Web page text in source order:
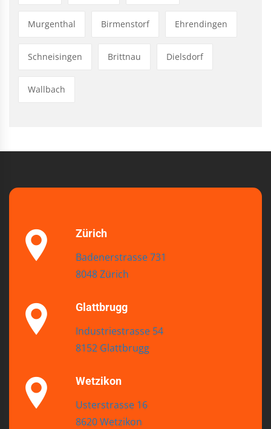
Murgenthal Birmenstorf Ehrendingen
Schneisingen Brittnau Dielsdorf
Wallbach
Zürich
Badenerstrasse 731
8048 Zürich
Glattbrugg
Industriestrasse 54
8152 Glattbrugg
Wetzikon
Usterstrasse 16
8620 Wetzikon